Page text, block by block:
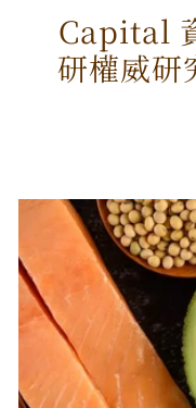
Capital
研權威